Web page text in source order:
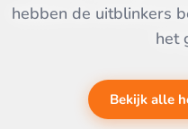
hebben de uitblinkers
het
Bekijk alle